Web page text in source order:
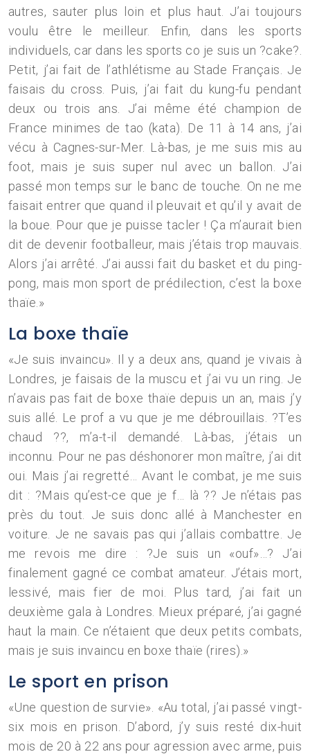
autres, sauter plus loin et plus haut. J’ai toujours
voulu être le meilleur. Enfin, dans les sports
individuels, car dans les sports co je suis un ?cake?.
Petit, j’ai fait de l’athlétisme au Stade Français. Je
faisais du cross. Puis, j’ai fait du kung-fu pendant
deux ou trois ans. J’ai même été champion de
France minimes de tao (kata). De 11 à 14 ans, j’ai
vécu à Cagnes-sur-Mer. Là-bas, je me suis mis au
foot, mais je suis super nul avec un ballon. J’ai
passé mon temps sur le banc de touche. On ne me
faisait entrer que quand il pleuvait et qu’il y avait de
la boue. Pour que je puisse tacler ! Ça m’aurait bien
dit de devenir footballeur, mais j’étais trop mauvais.
Alors j’ai arrêté. J’ai aussi fait du basket et du ping-
pong, mais mon sport de prédilection, c’est la boxe
thaïe.»
La boxe thaïe
«Je suis invaincu». Il y a deux ans, quand je vivais à
Londres, je faisais de la muscu et j’ai vu un ring. Je
n’avais pas fait de boxe thaïe depuis un an, mais j’y
suis allé. Le prof a vu que je me débrouillais. ?T’es
chaud ??, m’a-t-il demandé. Là-bas, j’étais un
inconnu. Pour ne pas déshonorer mon maître, j’ai dit
oui. Mais j’ai regretté… Avant le combat, je me suis
dit : ?Mais qu’est-ce que je f… là ?? Je n’étais pas
près du tout. Je suis donc allé à Manchester en
voiture. Je ne savais pas qui j’allais combattre. Je
me revois me dire : ?Je suis un «ouf»…? J’ai
finalement gagné ce combat amateur. J’étais mort,
lessivé, mais fier de moi. Plus tard, j’ai fait un
deuxième gala à Londres. Mieux préparé, j’ai gagné
haut la main. Ce n’étaient que deux petits combats,
mais je suis invaincu en boxe thaïe (rires).»
Le sport en prison
«Une question de survie». «Au total, j’ai passé vingt-
six mois en prison. D’abord, j’y suis resté dix-huit
mois de 20 à 22 ans pour agression avec arme, puis